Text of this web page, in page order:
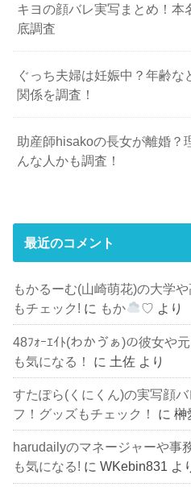
キヨの顔バレ実写まとめ！本
底調査
ぐっち夫婦は妊娠中？年齢
関係を調査！
助産師hisakoの長女が離婚？
んな人かも調査！
最近のコメント
もかるーむ(山崎萌花)の大学
もチェック! に もか ♡ より
48ﾌｫｰｴｲﾄ(わかゔぁ)の彼女や
も気になる！
に 土佐 より
すたぽら(くにくん)の実写顔
フ！グッズもチェック！
に榊
harudailyのマネージャーや事
も気になる! にWKebin831 よ